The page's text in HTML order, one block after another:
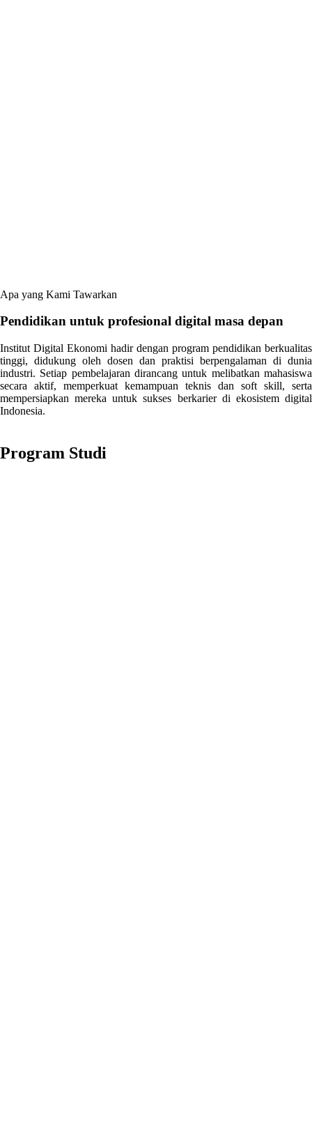
Apa yang Kami Tawarkan
Pendidikan untuk profesional digital masa depan
Institut Digital Ekonomi hadir dengan program pendidikan berkualitas
tinggi, didukung oleh dosen dan praktisi berpengalaman di dunia
industri. Setiap pembelajaran dirancang untuk melibatkan mahasiswa
secara aktif, memperkuat kemampuan teknis dan soft skill, serta
mempersiapkan mereka untuk sukses berkarier di ekosistem digital
Indonesia.
Program Studi